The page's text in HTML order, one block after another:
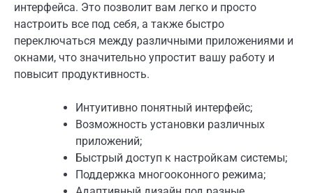
интерфейса. Это позволит вам легко и просто
настроить все под себя, а также быстро
переключаться между различными приложениями и
окнами, что значительно упростит вашу работу и
повысит продуктивность.
Интуитивно понятный интерфейс;
Возможность установки различных
приложений;
Быстрый доступ к настройкам системы;
Поддержка многооконного режима;